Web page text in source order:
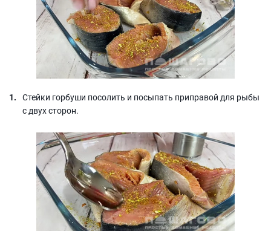
Стейки горбуши посолить и посыпать приправой для рыбы
с двух сторон.